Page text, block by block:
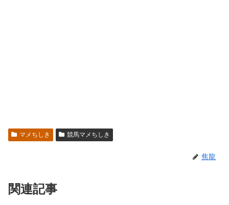
マメちしき 競馬マメちしき
焦龍
関連記事